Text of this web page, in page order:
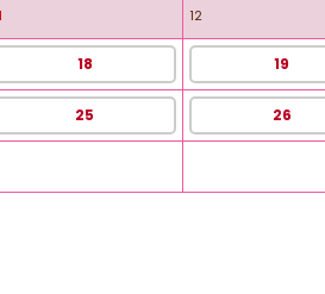
12
18 19
25 26